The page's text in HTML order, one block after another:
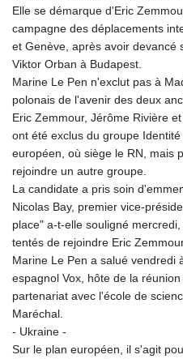
Elle se démarque d'Eric
campagne des déplacements
et Genève, après avoir devancé
Viktor Orban à Budapest.
Marine Le Pen n'exclut pas à
polonais de l'avenir des deux
Eric Zemmour, Jérôme Rivière
ont été exclus du groupe
européen, où siège le RN, mais
rejoindre un autre groupe.
La candidate a pris soin
Nicolas Bay, premier vice-
place" a-t-elle souligné
tentés de rejoindre Eric
Marine Le Pen a salué vendredi
espagnol Vox, hôte de la
partenariat avec l'école de
Maréchal.
- Ukraine -
Sur le plan européen, il s'agit